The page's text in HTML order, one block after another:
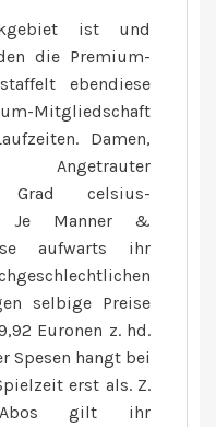
ist und
die Premium-
ebendiese
Mitgliedschaft
Damen,
Angetrauter
Grad celsius-
Je Manner &
aufwarts ihr
selbige Preise
Euronen z. hd.
Spesen hangt bei
erst als. Z.
Abos gilt ihr